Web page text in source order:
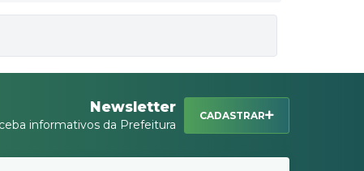
Newsletter
informativos da Prefeitura
CADASTRAR